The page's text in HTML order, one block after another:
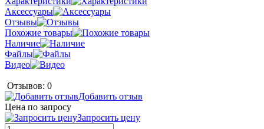
Аксессуары
Отзывы
Похожие товары
Наличие
Файлы
Видео
Отзывов: 0
Добавить отзыв
Цена по запросу
Запросить цену